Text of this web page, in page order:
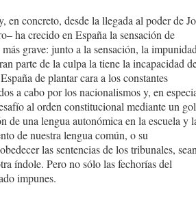
en concreto, desde la llegada al poder de
ha crecido en España la sensación de
grave: junto a la sensación, la impunidad
parte de la culpa la tiene la incapacidad
de plantar cara a los constantes
a cabo por los nacionalismos y, en
al orden constitucional mediante un
de una lengua autonómica en la escuela y
de nuestra lengua común, o su
las sentencias de los tribunales, sean
índole. Pero no sólo las fechorías del
impunes.